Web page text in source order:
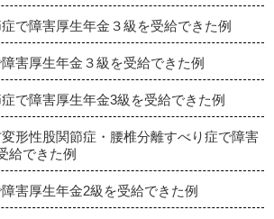
で障害厚生年金３級を受給できた例
害厚生年金３級を受給できた例
で障害厚生年金3級を受給できた例
形性股関節症・腰椎分離すべり症で障害
給できた例
害厚生年金2級を受給できた例